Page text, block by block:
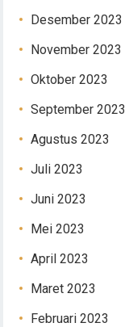
Desember 2023
November 2023
Oktober 2023
September 2023
Agustus 2023
Juli 2023
Juni 2023
Mei 2023
April 2023
Maret 2023
Februari 2023